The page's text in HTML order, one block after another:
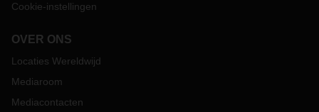
Cookie-instellingen
OVER ONS
Locaties Wereldwijd
Mediaroom
Mediacontacten